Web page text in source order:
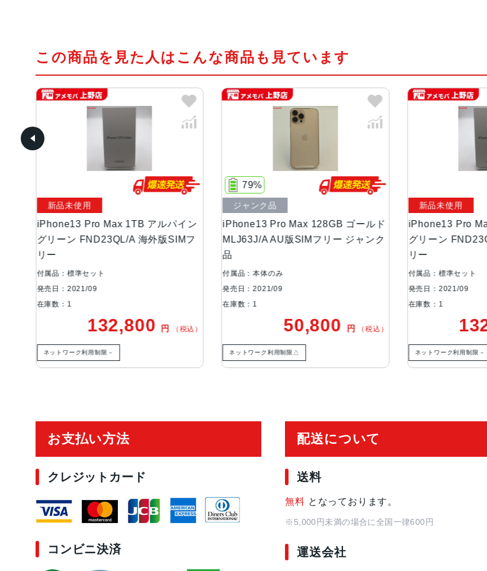
カラー グラファイト、ゴールド
容量 128GB、256GB、
160.8×78.1×7.65mm ・
液晶 6.7インチ（対角）オー
防沫性能、耐水性
能、防塵性能
IEC規格60529にもとづ
Pro 12MPカメラシステ
5絞り値超広角：ƒ/1.8絞
アウト、6倍の光学ズー
TrueDepthカメラ 12MPカメラƒ/2.2絞り値
生体認証 TrueDepthカメラによる
この商品を見た人はこんな商品も見ています
Pro Max 1TB アルパイン
ーン FND23QL/A 海外版SIMフ
品：標準セット
日：2021/09
132,800円 （税込）
ットワーク利用制限－
iPhone13 Pro Max 128GB ゴールド
MLJ63J/A AU版SIMフリー ジャンク
79%
付属品：本体のみ
発売日：2021/09
50,800円 （税込）
ネットワーク利用制限△
iPhone13 Pro Max 1TB ア
グリーン FND23QL/A 海外
付属品：標準セット
発売日：2021/09
132,800
ネットワーク利用制限－
お支払い方法
クレジットカード
コンビニ決済
配送について
送料
無料 となっております。
※5,000円未満の場合に全国一律600円
運送会社